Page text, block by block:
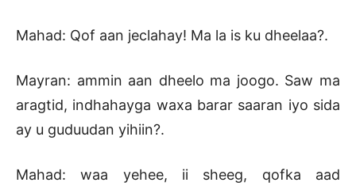
Mahad: Qof aan jeclahay! Ma la is ku dheelaa?.
Mayran: ammin aan dheelo ma joogo. Saw ma
aragtid, indhahayga waxa barar saaran iyo sida
ay u guduudan yihiin?.
Mahad: waa yehee, ii sheeg, qofka aad